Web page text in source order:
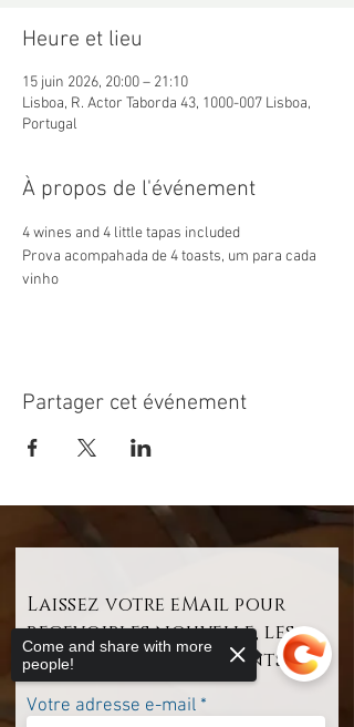
Heure et lieu
15 juin 2026, 20:00 – 21:10
Lisboa, R. Actor Taborda 43, 1000-007 Lisboa,
Portugal
À propos de l'événement
4 wines and 4 little tapas included
Prova acompahada de 4 toasts, um para cada
vinho
Partager cet événement
Laissez votre eMail pour
recevoirles nouvelle, les
offres et les évenements
Votre adresse e-mail
Come and share with more
people!